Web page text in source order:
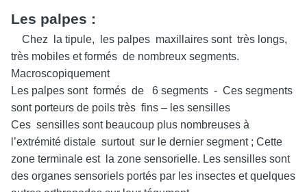
Les palpes :
Chez la tipule, les palpes maxillaires sont très longs,
très mobiles et formés de nombreux segments.
Macroscopiquement
Les palpes sont formés de 6 segments - Ces segments
sont porteurs de poils très fins – les sensilles
Ces sensilles sont beaucoup plus nombreuses à
l’extrémité distale surtout sur le dernier segment ; Cette
zone terminale est la zone sensorielle. Les sensilles sont
des organes sensoriels portés par les insectes et quelques